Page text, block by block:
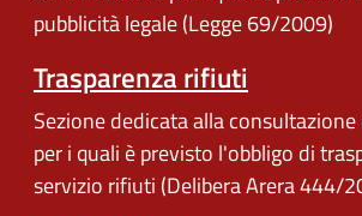
pubblicità legale (Legge 69/2009)
Trasparenza rifiuti
Sezione dedicata alla
per i quali è previsto l'obbligo di
servizio rifiuti (Delibera Arera 444/